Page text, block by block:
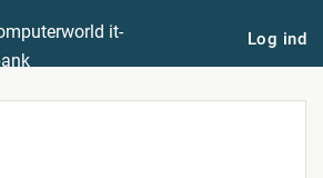
Log ind